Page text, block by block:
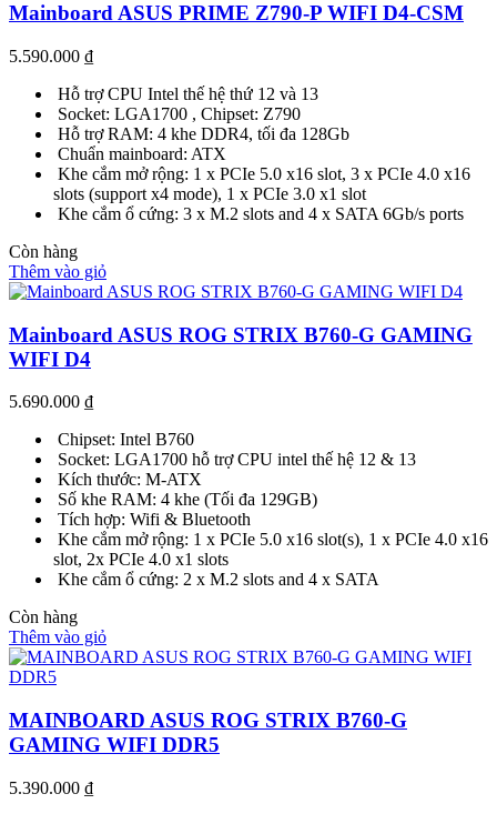
Mainboard ASUS PRIME Z790-P WIFI D4-CSM
5.590.000 ₫
Hỗ trợ CPU Intel thế hệ thứ 12 và 13
Socket: LGA1700 , Chipset: Z790
Hỗ trợ RAM: 4 khe DDR4, tối đa 128Gb
Chuẩn mainboard: ATX
Khe cắm mở rộng: 1 x PCIe 5.0 x16 slot, 3 x PCIe 4.0 x16
slots (support x4 mode), 1 x PCIe 3.0 x1 slot
Khe cắm ổ cứng: 3 x M.2 slots and 4 x SATA 6Gb/s ports
Còn hàng
Thêm vào giỏ
Mainboard ASUS ROG STRIX B760-G GAMING
WIFI D4
5.690.000 ₫
Chipset: Intel B760
Socket: LGA1700 hỗ trợ CPU intel thế hệ 12 & 13
Kích thước: M-ATX
Số khe RAM: 4 khe (Tối đa 129GB)
Tích hợp: Wifi & Bluetooth
Khe cắm mở rộng: 1 x PCIe 5.0 x16 slot(s), 1 x PCIe 4.0 x16
slot, 2x PCIe 4.0 x1 slots
Khe cắm ổ cứng: 2 x M.2 slots and 4 x SATA
Còn hàng
Thêm vào giỏ
MAINBOARD ASUS ROG STRIX B760-G
GAMING WIFI DDR5
5.390.000 ₫